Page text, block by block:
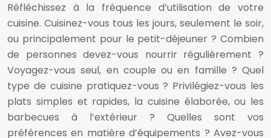
Réfléchissez à la fréquence d’utilisation de votre
cuisine. Cuisinez-vous tous les jours, seulement le soir,
ou principalement pour le petit-déjeuner ? Combien
de personnes devez-vous nourrir régulièrement ?
Voyagez-vous seul, en couple ou en famille ? Quel
type de cuisine pratiquez-vous ? Privilégiez-vous les
plats simples et rapides, la cuisine élaborée, ou les
barbecues à l’extérieur ? Quelles sont vos
préférences en matière d’équipements ? Avez-vous